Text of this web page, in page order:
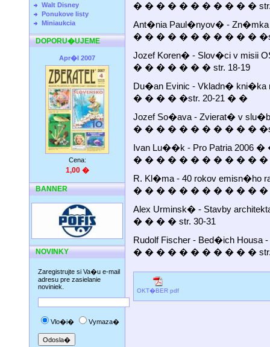
Walt Disney
Ponukove listy
Miniaukcia
DOPORU�UJEME
Apr�l 2007
Cena:
1,00 �
BANNER
NOVINKY
Zaregistrujte si Va�u e-mail
adresu pre zasielanie
noviniek.
Vlo�i� Vymaza�
� � � � � � � � � � � str.
Ant�nia Paul�nyov� -
� � � � � � � � � � �
Jozef Koren� - Slov�ci v misii
� � � � � � � str. 18-19
Du�an Evinic - Vkladn�
� � � � �str. 20-21 � �
Jozef So�ava - Zvierat� v
� � � � � � � � � � �
Ivan Lu��k - Pro Patria
� � � � � � � � � � � �
R. Kl�ma - 40 rokov
� � � � � � � � � � � � �
Alex Urminsk� - Stavby
� � � � str. 30-31
Rudolf Fischer - Bed�ich
� � � � � � � � � � � str.
OKT�BER pdf